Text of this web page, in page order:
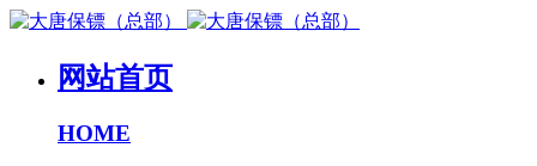
网站首页
HOME